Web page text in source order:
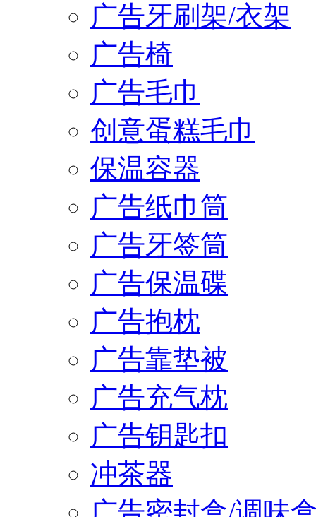
广告牙刷架/衣架
广告椅
广告毛巾
创意蛋糕毛巾
保温容器
广告纸巾筒
广告牙签筒
广告保温碟
广告抱枕
广告靠垫被
广告充气枕
广告钥匙扣
冲茶器